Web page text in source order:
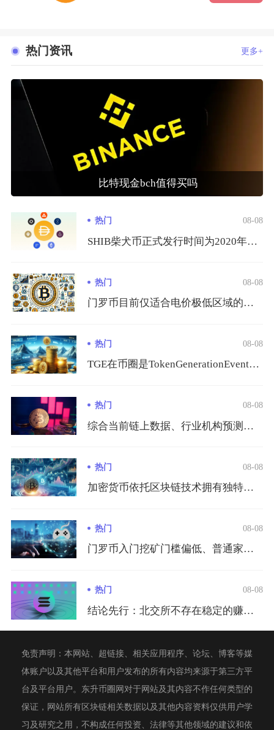
热门资讯 更多+
比特现金bch值得买吗
热门 08-08
SHIB柴犬币正式发行时间为2020年8月，由匿名开发者Ry...
热门 08-08
门罗币目前仅适合电价极低区域的规模化从业者或是长期囤币的硬件...
热门 08-08
TGE在币圈是TokenGenerationEvent的缩写...
热门 08-08
综合当前链上数据、行业机构预测、隐私赛道供需与全球监管环境综...
热门 08-08
加密货币依托区块链技术拥有独特金融优势，但同时伴随极高的市场...
热门 08-08
门罗币入门挖矿门槛偏低、普通家用电脑即可启动挖矿，但盈利与否...
热门 08-08
结论先行：北交所不存在稳定的赚钱快或者赚钱慢的标准答案，短期...
免责声明：本网站、超链接、相关应用程序、论坛、博客等媒
体账户以及其他平台和用户发布的所有内容均来源于第三方平
台及平台用户。东升币圈网对于网站及其内容不作任何类型的
保证，网站所有区块链相关数据以及其他内容资料仅供用户学
习及研究之用，不构成任何投资、法律等其他领域的建议和依